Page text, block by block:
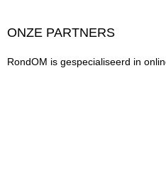
ONZE PARTNERS
RondOM is gespecialiseerd in